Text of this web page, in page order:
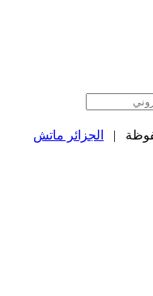
الجزائر ماتش